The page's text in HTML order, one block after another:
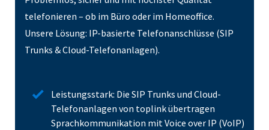
telefonieren – ob im Büro oder im Homeoffice.
Unsere Lösung: IP-basierte Telefonanschlüsse (SIP
Trunks & Cloud-Telefonanlagen).
Leistungsstark: Die SIP Trunks und Cloud-
Telefonanlagen von toplink übertragen
Sprachkommunikation mit Voice over IP (VoIP)